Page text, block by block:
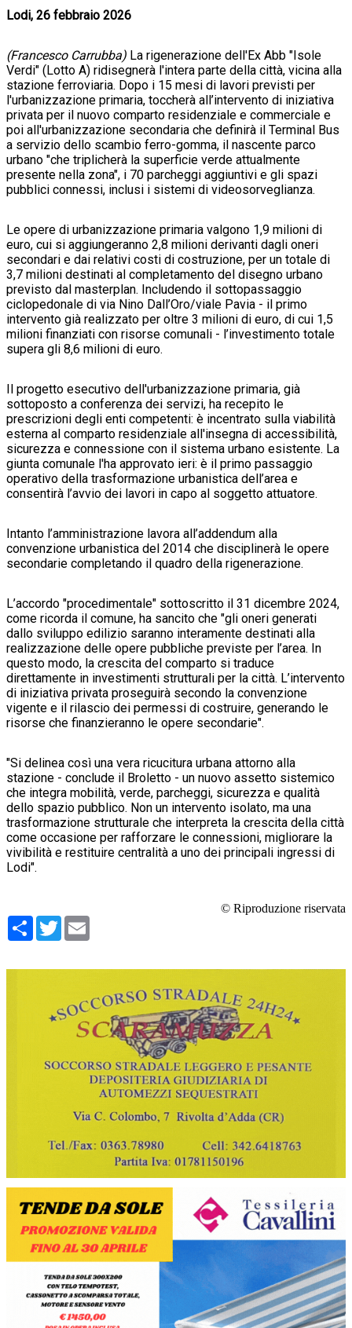
Lodi, 26 febbraio 2026
(Francesco Carrubba) La rigenerazione dell'Ex Abb "Isole
Verdi" (Lotto A) ridisegnerà l'intera parte della città, vicina alla
stazione ferroviaria. Dopo i 15 mesi di lavori previsti per
l'urbanizzazione primaria, toccherà all’intervento di iniziativa
privata per il nuovo comparto residenziale e commerciale e
poi all'urbanizzazione secondaria che definirà il Terminal Bus
a servizio dello scambio ferro-gomma, il nascente parco
urbano "che triplicherà la superficie verde attualmente
presente nella zona", i 70 parcheggi aggiuntivi e gli spazi
pubblici connessi, inclusi i sistemi di videosorveglianza.
Le opere di urbanizzazione primaria valgono 1,9 milioni di
euro, cui si aggiungeranno 2,8 milioni derivanti dagli oneri
secondari e dai relativi costi di costruzione, per un totale di
3,7 milioni destinati al completamento del disegno urbano
previsto dal masterplan. Includendo il sottopassaggio
ciclopedonale di via Nino Dall’Oro/viale Pavia - il primo
intervento già realizzato per oltre 3 milioni di euro, di cui 1,5
milioni finanziati con risorse comunali - l’investimento totale
supera gli 8,6 milioni di euro.
Il progetto esecutivo dell'urbanizzazione primaria, già
sottoposto a conferenza dei servizi, ha recepito le
prescrizioni degli enti competenti: è incentrato sulla viabilità
esterna al comparto residenziale all'insegna di accessibilità,
sicurezza e connessione con il sistema urbano esistente. La
giunta comunale l'ha approvato ieri: è il primo passaggio
operativo della trasformazione urbanistica dell’area e
consentirà l’avvio dei lavori in capo al soggetto attuatore.
Intanto l’amministrazione lavora all’addendum alla
convenzione urbanistica del 2014 che disciplinerà le opere
secondarie completando il quadro della rigenerazione.
L’accordo "procedimentale" sottoscritto il 31 dicembre 2024,
come ricorda il comune, ha sancito che "gli oneri generati
dallo sviluppo edilizio saranno interamente destinati alla
realizzazione delle opere pubbliche previste per l’area. In
questo modo, la crescita del comparto si traduce
direttamente in investimenti strutturali per la città. L’intervento
di iniziativa privata proseguirà secondo la convenzione
vigente e il rilascio dei permessi di costruire, generando le
risorse che finanzieranno le opere secondarie".
"Si delinea così una vera ricucitura urbana attorno alla
stazione - conclude il Broletto - un nuovo assetto sistemico
che integra mobilità, verde, parcheggi, sicurezza e qualità
dello spazio pubblico. Non un intervento isolato, ma una
trasformazione strutturale che interpreta la crescita della città
come occasione per rafforzare le connessioni, migliorare la
vivibilità e restituire centralità a uno dei principali ingressi di
Lodi".
© Riproduzione riservata
Condividi
Twitter